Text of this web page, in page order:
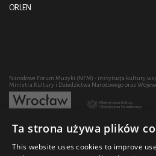
ORLEN
Narodowe Forum Muzyki (NFM) - instytucja kultury
Ministra Kultury i Dziedzictwa Narodowego oraz
Rozwój działalności artystycznej i edukacyjnej NFM
Ta strona używa plików
This website uses cookies to improve